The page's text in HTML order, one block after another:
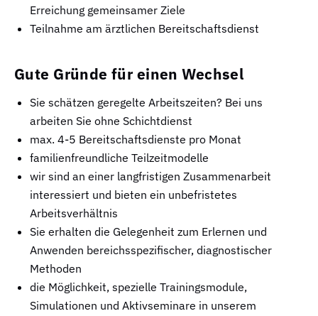
Erreichung gemeinsamer Ziele
Teilnahme am ärztlichen Bereitschaftsdienst
Gute Gründe für einen Wechsel
Sie schätzen geregelte Arbeitszeiten? Bei uns
arbeiten Sie ohne Schichtdienst
max. 4-5 Bereitschaftsdienste pro Monat
familienfreundliche Teilzeitmodelle
wir sind an einer langfristigen Zusammenarbeit
interessiert und bieten ein unbefristetes
Arbeitsverhältnis
Sie erhalten die Gelegenheit zum Erlernen und
Anwenden bereichsspezifischer, diagnostischer
Methoden
die Möglichkeit, spezielle Trainingsmodule,
Simulationen und Aktivseminare in unserem